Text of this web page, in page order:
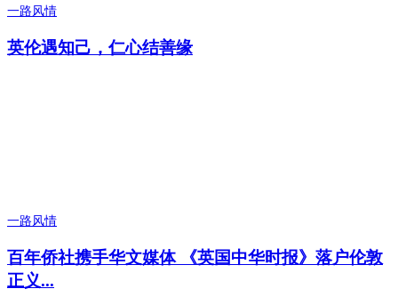
一路风情
英伦遇知己，仁心结善缘
一路风情
百年侨社携手华文媒体 《英国中华时报》落户伦敦
正义...